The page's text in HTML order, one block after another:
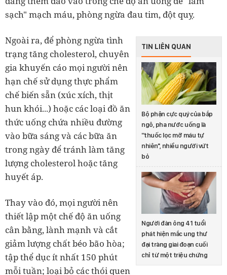
sạch" mạch máu, phòng ngừa đau tim, đột quỵ.
TIN LIÊN QUAN
Bộ phận cực quý của bắp
ngô, pha nước uống là
''thuốc lọc mỡ máu tự
nhiên'', nhiều người vứt
bỏ
Người đàn ông 41 tuổi
phát hiện mắc ung thư
đại tràng giai đoạn cuối
chỉ từ một triệu chứng
Ngoài ra, để phòng ngừa tình
trạng tăng cholesterol, chuyên
gia khuyến cáo mọi người nên
hạn chế sử dụng thực phẩm
chế biến sẵn (xúc xích, thịt
hun khói...) hoặc các loại đồ ăn
thức uống chứa nhiều đường
vào bữa sáng và các bữa ăn
trong ngày để tránh làm tăng
lượng cholesterol hoặc tăng
huyết áp.
Thay vào đó, mọi người nên
thiết lập một chế độ ăn uống
cân bằng, lành mạnh và cắt
giảm lượng chất béo bão hòa;
tập thể dục ít nhất 150 phút
mỗi tuần; loại bỏ các thói quen